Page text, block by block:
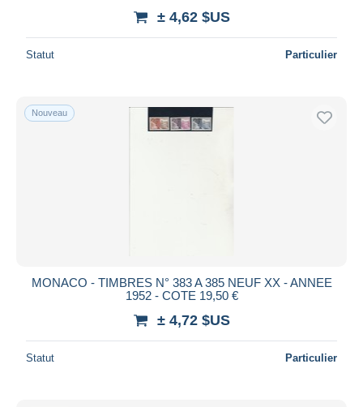
± 4,62 $US
Statut Particulier
Nouveau
MONACO - TIMBRES N° 383 A 385 NEUF XX - ANNEE
1952 - COTE 19,50 €
± 4,72 $US
Statut Particulier